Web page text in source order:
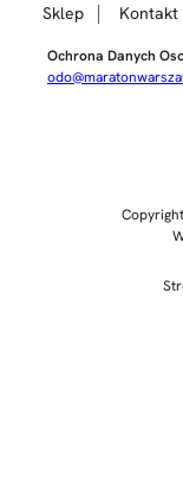
Sklep Kontakt
Ochrona Danych